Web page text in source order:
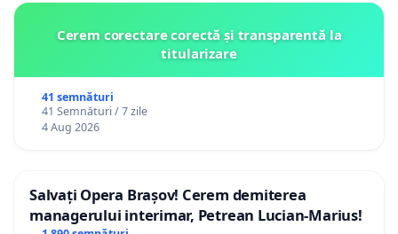
Cerem corectare corectă și transparentă la
titularizare
41 semnături
41 Semnături / 7 zile
4 Aug 2026
Salvați Opera Brașov! Cerem demiterea
managerului interimar, Petrean Lucian-Marius!